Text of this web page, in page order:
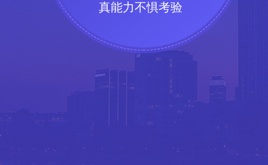
真能力不惧考验